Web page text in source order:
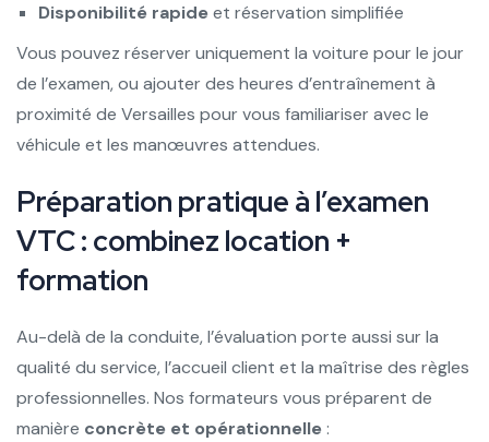
Disponibilité rapideet réservation simplifiée
Vous pouvez réserver uniquement la voiture pour le jour
de l’examen, ou ajouter des heures d’entraînement à
proximité de Versailles pour vous familiariser avec le
véhicule et les manœuvres attendues.
Préparation pratique à l’examen
VTC : combinez location +
formation
Au-delà de la conduite, l’évaluation porte aussi sur la
qualité du service, l’accueil client et la maîtrise des règles
professionnelles. Nos formateurs vous préparent de
manière concrète et opérationnelle: